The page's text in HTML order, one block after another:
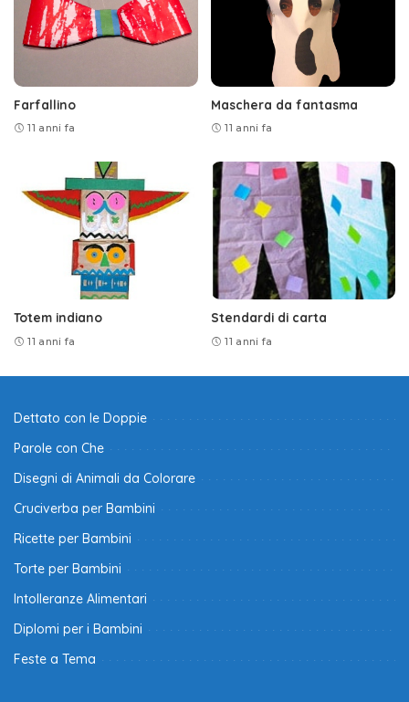
Farfallino
11 anni fa
Maschera da fantasma
11 anni fa
Totem indiano
11 anni fa
Stendardi di carta
11 anni fa
Dettato con le Doppie
Parole con Che
Disegni di Animali da Colorare
Cruciverba per Bambini
Ricette per Bambini
Torte per Bambini
Intolleranze Alimentari
Diplomi per i Bambini
Feste a Tema